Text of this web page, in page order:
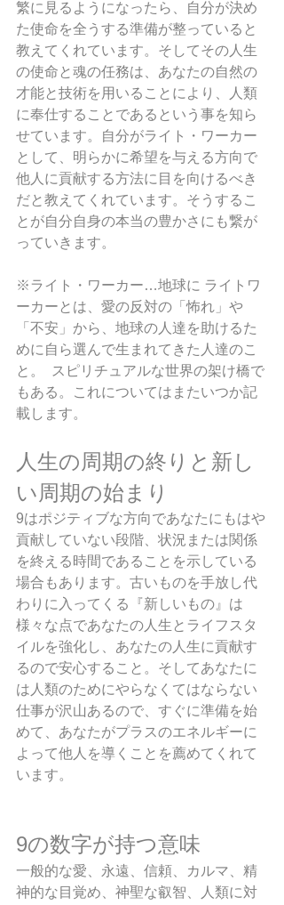
繁に見るようになったら、自分が決め
た使命を全うする準備が整っていると
教えてくれています。そしてその人生
の使命と魂の任務は、あなたの自然の
才能と技術を用いることにより、人類
に奉仕することであるという事を知ら
せています。自分がライト・ワーカー
として、明らかに希望を与える方向で
他人に貢献する方法に目を向けるべき
だと教えてくれています。そうするこ
とが自分自身の本当の豊かさにも繋が
っていきます。
※ライト・ワーカー…地球に ライトワ
ーカーとは、愛の反対の「怖れ」や
「不安」から、地球の人達を助けるた
めに自ら選んで生まれてきた人達のこ
と。  スピリチュアルな世界の架け橋で
もある。これについてはまたいつか記
載します。
人生の周期の終りと新し
い周期の始まり
9はポジティブな方向であなたにもはや
貢献していない段階、状況または関係
を終える時間であることを示している
場合もあります。古いものを手放し代
わりに入ってくる『新しいもの』は
様々な点であなたの人生とライフスタ
イルを強化し、あなたの人生に貢献す
るので安心すること。そしてあなたに
は人類のためにやらなくてはならない
仕事が沢山あるので、すぐに準備を始
めて、あなたがプラスのエネルギーに
よって他人を導くことを薦めてくれて
います。
9の数字が持つ意味
一般的な愛、永遠、信頼、カルマ、精
神的な目覚め、神聖な叡智、人類に対